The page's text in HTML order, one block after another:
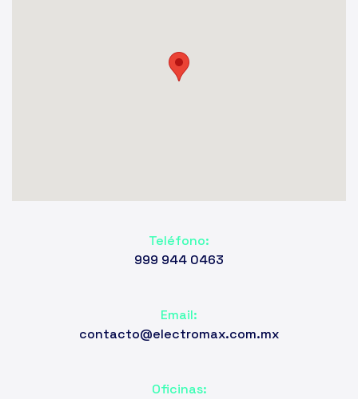
Teléfono:
999 944 0463
Email:
contacto@electromax.com.mx
Oficinas: